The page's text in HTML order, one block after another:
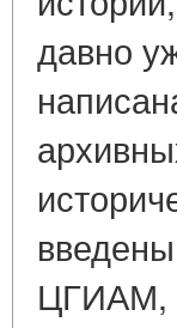
давно
ЦГИАМ,